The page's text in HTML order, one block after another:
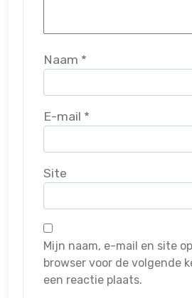
Naam *
E-mail *
Site
Mijn naam, e-mail en site
browser voor de volgende
een reactie plaats.